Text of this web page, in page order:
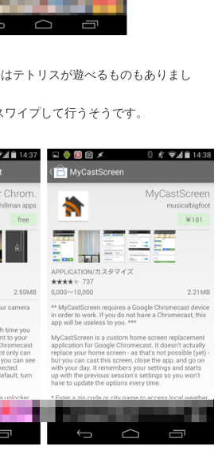
テトリスが遊べるものもありまし
イプして行うそうです。